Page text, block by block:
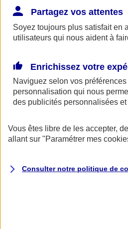
AXA
Partagez vos attentes
Soyez toujours plus satisfait en
utilisateurs qui nous aident à
Enrichissez votre
Naviguez selon vos
personnalisation qui nous
des publicités personnalisées
Vous êtes libre de les accepter,
allant sur "Paramétrer mes
Consulter notre politique de